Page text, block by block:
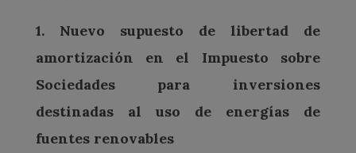
1. Nuevo supuesto de libertad de
amortización en el Impuesto sobre
Sociedades para inversiones
destinadas al uso de energías de
fuentes renovables